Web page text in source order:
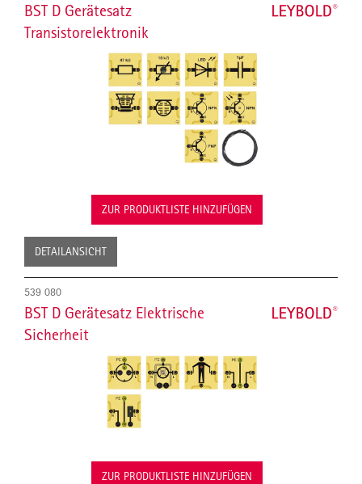
BST D Gerätesatz
Transistorelektronik
ZUR PRODUKTLISTE HINZUFÜGEN
DETAILANSICHT
539 080
BST D Gerätesatz Elektrische
Sicherheit
ZUR PRODUKTLISTE HINZUFÜGEN